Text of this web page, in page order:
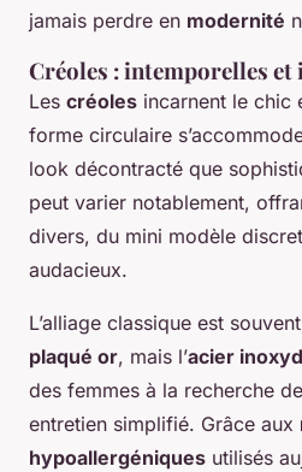
jamais perdre en modernité
Créoles : intemporelles et
Les créoles incarnent le chic
forme circulaire
look décontracté que
peut varier notablement,
divers, du mini modèle
audacieux.
L’alliage classique est
plaqué or, mais l’acier
des femmes à la recherche
entretien simplifié. Grâce aux
hypoallergéniques utilisés